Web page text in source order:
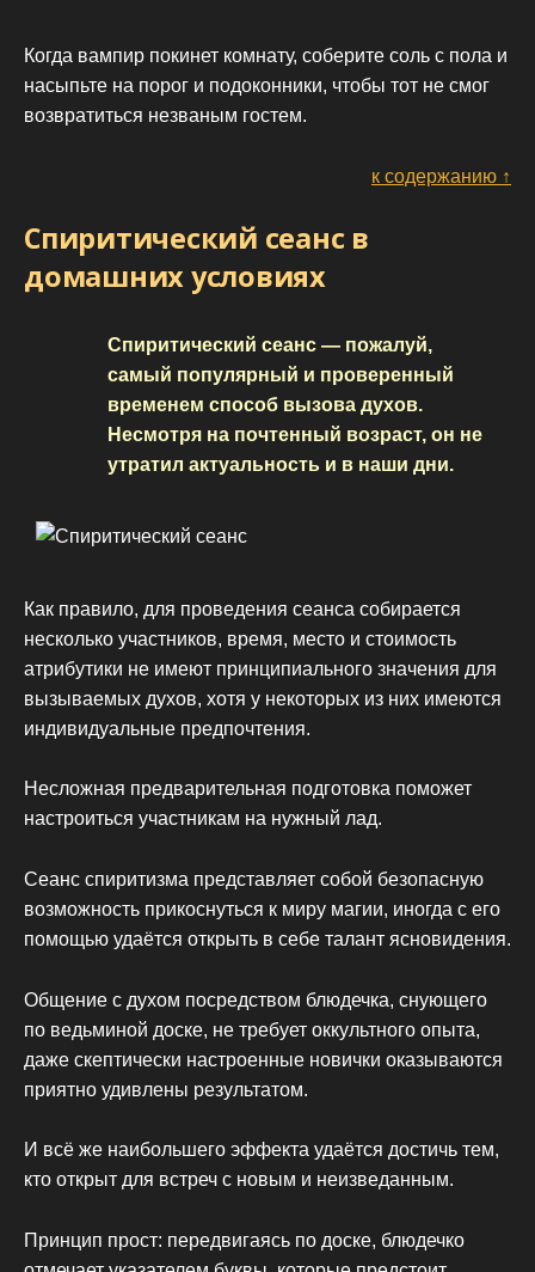
Когда вампир покинет комнату, соберите соль с пола и
насыпьте на порог и подоконники, чтобы тот не смог
возвратиться незваным гостем.
к содержанию ↑
Спиритический сеанс в
домашних условиях
Спиритический сеанс — пожалуй,
самый популярный и проверенный
временем способ вызова духов.
Несмотря на почтенный возраст, он не
утратил актуальность и в наши дни.
Как правило, для проведения сеанса собирается
несколько участников, время, место и стоимость
атрибутики не имеют принципиального значения для
вызываемых духов, хотя у некоторых из них имеются
индивидуальные предпочтения.
Несложная предварительная подготовка поможет
настроиться участникам на нужный лад.
Сеанс спиритизма представляет собой безопасную
возможность прикоснуться к миру магии, иногда с его
помощью удаётся открыть в себе талант ясновидения.
Общение с духом посредством блюдечка, снующего
по ведьминой доске, не требует оккультного опыта,
даже скептически настроенные новички оказываются
приятно удивлены результатом.
И всё же наибольшего эффекта удаётся достичь тем,
кто открыт для встреч с новым и неизведанным.
Принцип прост: передвигаясь по доске, блюдечко